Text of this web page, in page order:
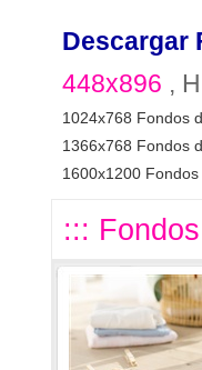
Descargar
448x896 ,
1024x768 Fondos
1366x768 Fondos
1600x1200
:::